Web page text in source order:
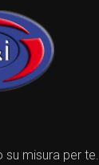
su misura per te.